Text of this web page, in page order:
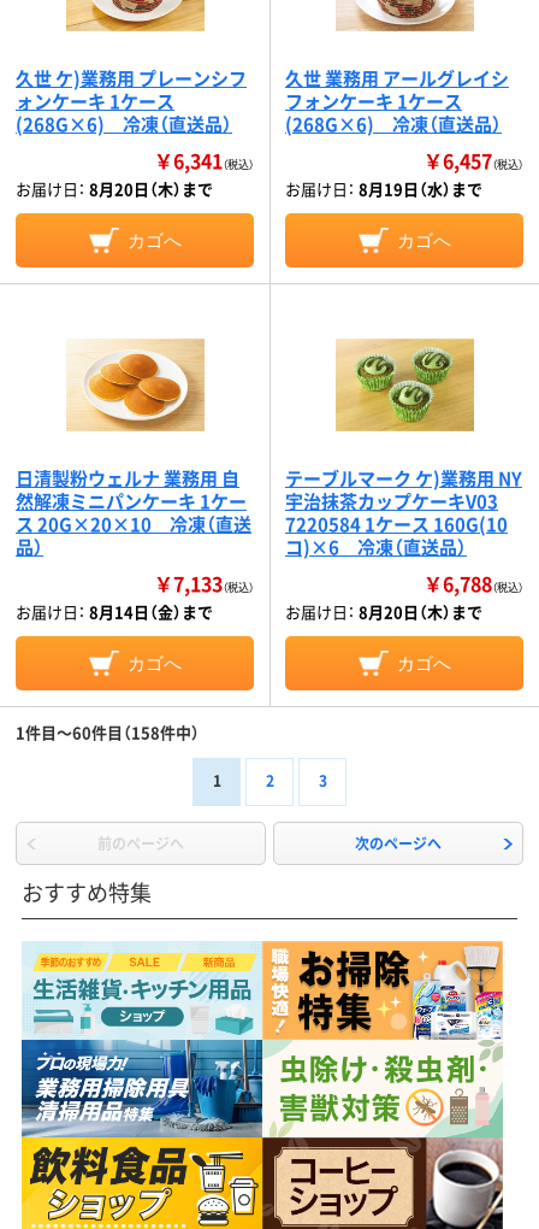
久世 ケ)業務用 プレーンシフ
ォンケーキ 1ケース
(268G×6) 冷凍（直送品）
￥6,341（税込）
お届け日： 8月20日（木）まで
カゴへ
久世 業務用 アールグレイシ
フォンケーキ 1ケース
(268G×6) 冷凍（直送品）
￥6,457（税込）
お届け日： 8月19日（水）まで
カゴへ
日清製粉ウェルナ 業務用 自
然解凍ミニパンケーキ 1ケー
ス 20G×20×10 冷凍（直送
品）
￥7,133（税込）
お届け日： 8月14日（金）まで
カゴへ
テーブルマーク ケ)業務用 NY
宇治抹茶カップケーキV03
7220584 1ケース 160G(10
コ)×6 冷凍（直送品）
￥6,788（税込）
お届け日： 8月20日（木）まで
カゴへ
1件目～60件目（158件中）
1 2 3
前のページへ 次のページへ
おすすめ特集